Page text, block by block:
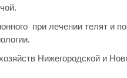
при лечении телят и
Нижегородской и